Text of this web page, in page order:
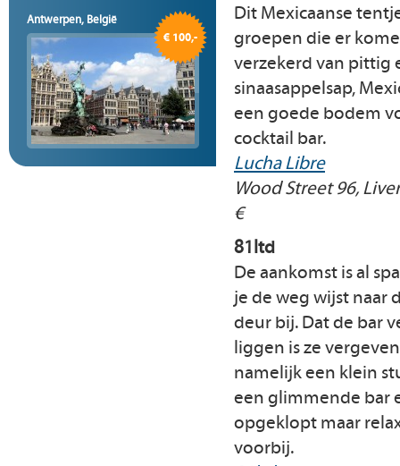
Antwerpen, België
€ 100,-
Dit Mexicaanse
groepen die er
verzekerd van pittig
sinaasappelsap,
een goede bodem
cocktail bar.
Lucha Libre
Wood Street 96,
€
81ltd
De aankomst is al
je de weg wijst naar
deur bij. Dat de bar
liggen is ze
namelijk een klein
een glimmende bar
opgeklopt maar
voorbij.